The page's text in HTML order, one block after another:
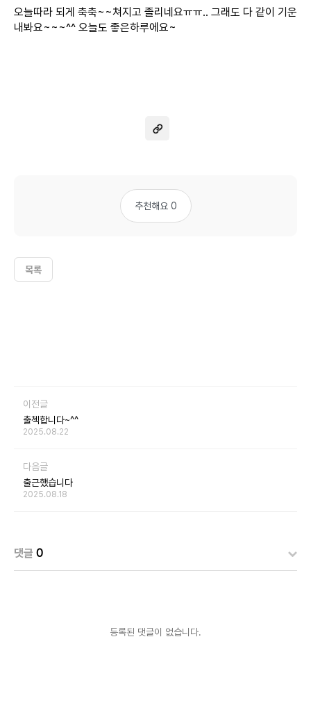
오늘따라 되게 축축~~쳐지고 졸리네요ㅠㅠ.. 그래도 다 같이 기운
내봐요~~~^^ 오늘도 좋은하루에요~
추천해요 0
목록
이전글
출첵합니다~^^
2025.08.22
다음글
출근했습니다
2025.08.18
댓글 0
등록된 댓글이 없습니다.